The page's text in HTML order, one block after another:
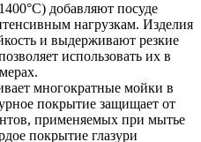
добавляют посуде
нагрузкам. Изделия
и выдерживают резкие
использовать их в
многократные мойки в
покрытие защищает от
применяемых при мытье
покрытие глазури